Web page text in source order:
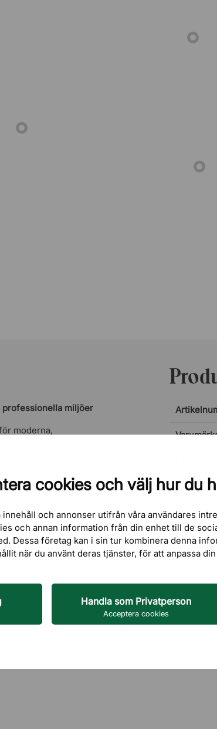
cookies och välj hur du
och annonser utifrån våra användares
och annan information från din enhet till de
Dessa företag kan i sin tur kombinera denna
när du använt deras tjänster, för att anpassa
Handla som Privatperson
Acceptera cookies
miljöer
moderna,
design,
en inbjudande
runt samma
miljöer. Den
högkvalitativt
står emot repor,
för arbetsplatser
Längd
Bredd
Tjocklek
Montering
Garanti